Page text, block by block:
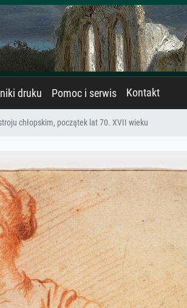
druku Pomoc i serwis Kontakt
chłopskim, początek lat 70. XVII wieku